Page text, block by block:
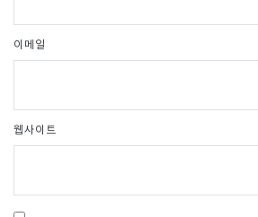
이메일
웹사이트